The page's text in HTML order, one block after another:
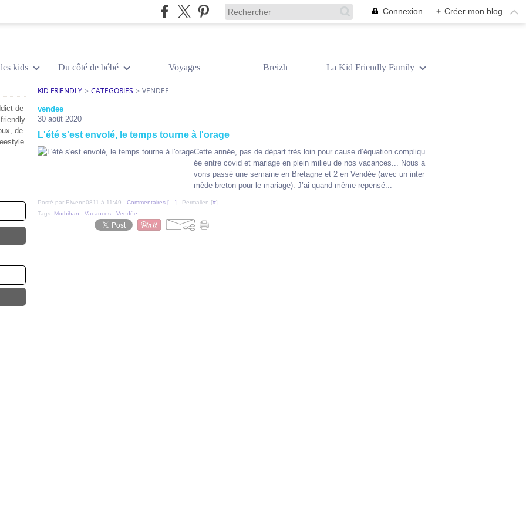
Connexion + Créer mon blog
kids Du côté de bébé Voyages Breizh La Kid Friendly Family
de
de
KID FRIENDLY > CATEGORIES > VENDEE
vendee
30 août 2020
L'été s'est envolé, le temps tourne à l'orage
Cette année, pas de départ très loin pour cause d’équation compliqu
ée entre covid et mariage en plein milieu de nos vacances... Nous a
vons passé une semaine en Bretagne et 2 en Vendée (avec un inter
mède breton pour le mariage). J’ai quand même repensé...
Posté par Elwenn0811 à 11:49 - Commentaires [ ] - Permalien [#]
Tags: Morbihan Vacances Vendée